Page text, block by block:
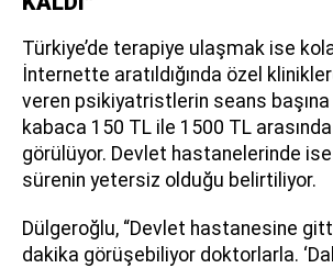
Türkiye’de terapiye ulaşmak ise
İnternette aratıldığında özel
veren psikiyatristlerin seans
kabaca 150 TL ile 1500 TL
görülüyor. Devlet hastanelerinde
sürenin yetersiz olduğu belirtiliyor.
Dülgeroğlu, “Devlet hastanesine
dakika görüşebiliyor doktorlarla.